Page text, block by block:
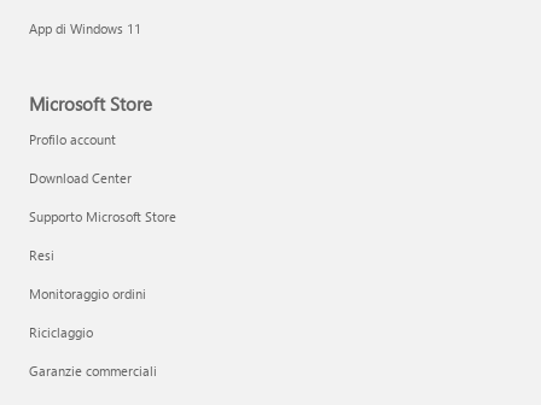
App di Windows 11
Microsoft Store
Profilo account
Download Center
Supporto Microsoft Store
Resi
Monitoraggio ordini
Riciclaggio
Garanzie commerciali